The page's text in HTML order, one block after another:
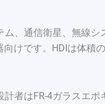
、通信衛星、無線シ
けです。HDIは体積
者はFR-4ガラスエ